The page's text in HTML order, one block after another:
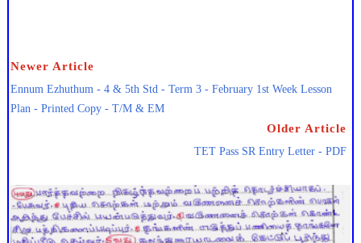
Newer Article
Ennum Ezhuthum - 4 & 5th Std - Term 3 - February 1st Week Lesson
Plan - Printed Copy - T/M & EM
Older Article
TET Pass SR Entry Letter - PDF